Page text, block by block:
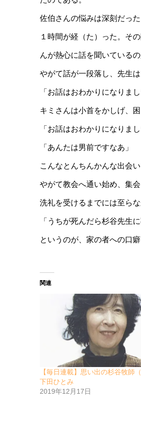
佐伯さんの悩みは深刻だっ
１時間が経（た）った。そ
んが熱心に話を聞いている
やがて話が一段落し、先生
「お話はおわかりになりまし
キミさんは小首をかしげ、
「お話はおわかりになりまし
「あんたは男前ですなあ」
こんなとんちんかんな出会
やがて教会へ通い始め、集
洗礼を受けるまでには至らな
「うちが死んだら杉谷先生
というのが、家の者への口
関連
【毎日連載】思い出の杉谷牧師（
下田ひとみ
2019年12月17日